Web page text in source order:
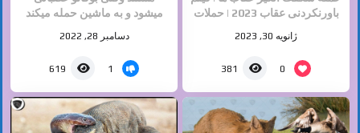
باورنکردنی عقاب 2023 | حملات
ژانویه 30, 2023
0
381
میشود و به ماشین حمله میکند
دسامبر 28, 2022
1
619